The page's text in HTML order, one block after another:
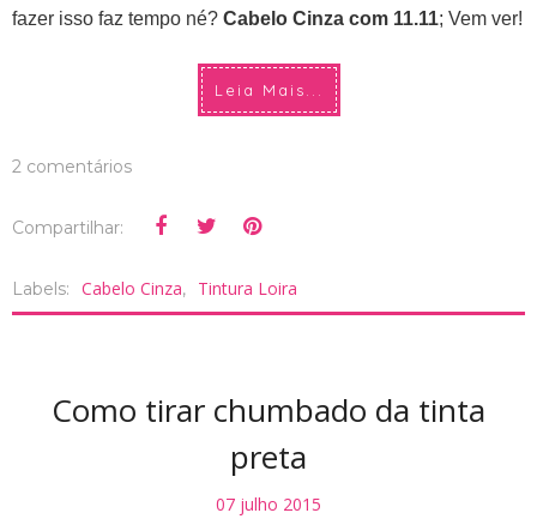
fazer isso faz tempo né? Cabelo Cinza com 11.11; Vem ver!
Leia Mais...
2 comentários
Compartilhar:
Labels: Cabelo Cinza, Tintura Loira
Como tirar chumbado da tinta
preta
07 julho 2015